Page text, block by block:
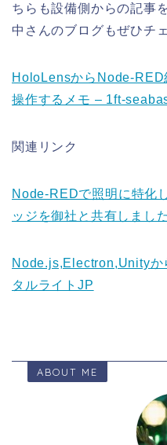
ちらも設備側からの記事
中さんのブログもぜひチ
HoloLensからNode-
操作するメモ – 1ft-
関連リンク
Node-REDで照明に特化
ッジを御社と共有しまし
Node.js,Electron,Unityか
タルライトJP
ABOUT ME